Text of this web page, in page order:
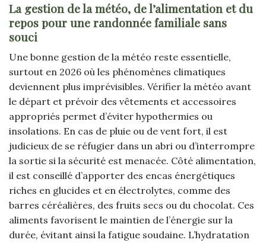
La gestion de la météo, de l’alimentation et du
repos pour une randonnée familiale sans
souci
Une bonne gestion de la météo reste essentielle,
surtout en 2026 où les phénomènes climatiques
deviennent plus imprévisibles. Vérifier la météo avant
le départ et prévoir des vêtements et accessoires
appropriés permet d’éviter hypothermies ou
insolations. En cas de pluie ou de vent fort, il est
judicieux de se réfugier dans un abri ou d’interrompre
la sortie si la sécurité est menacée. Côté alimentation,
il est conseillé d’apporter des encas énergétiques
riches en glucides et en électrolytes, comme des
barres céréalières, des fruits secs ou du chocolat. Ces
aliments favorisent le maintien de l’énergie sur la
durée, évitant ainsi la fatigue soudaine. L’hydratation